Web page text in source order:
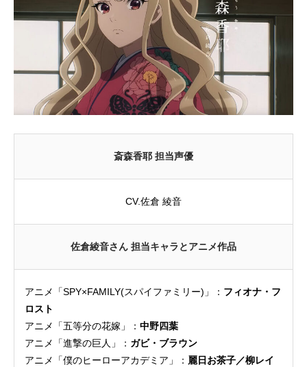
斎森香耶 担当声優
CV.佐倉 綾音
佐倉綾音さん 担当キャラとアニメ作品
アニメ「SPY×FAMILY(スパイファミリー)」： フィオナ・フ
ロスト
アニメ「五等分の花嫁」： 中野四葉
アニメ「進撃の巨人」： ガビ・ブラウン
アニメ「僕のヒーローアカデミア」： 麗日お茶子／柳レイ